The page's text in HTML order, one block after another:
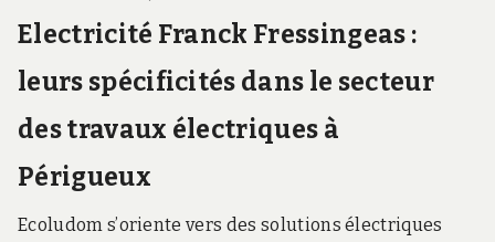
Electricité Franck Fressingeas :
leurs spécificités dans le secteur
des travaux électriques à
Périgueux
Ecoludom s’oriente vers des solutions électriques